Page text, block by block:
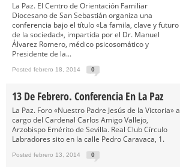
La Paz. El Centro de Orientación Familiar
Diocesano de San Sebastián organiza una
conferencia bajo el título «La famila, clave y futuro
de la sociedad», impartida por el Dr. Manuel
Álvarez Romero, médico psicosomático y
Presidente de la...
Posted febrero 18, 2014 0
13 De Febrero. Conferencia En La Paz
La Paz. Foro «Nuestro Padre Jesús de la Victoria» a
cargo del Cardenal Carlos Amigo Vallejo,
Arzobispo Emérito de Sevilla. Real Club Círculo
Labradores sito en la calle Pedro Caravaca, 1.
Posted febrero 13, 2014 0